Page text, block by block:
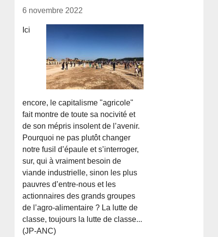
6 novembre 2022
Ici
encore, le capitalisme "agricole"
fait montre de toute sa nocivité et
de son mépris insolent de l’avenir.
Pourquoi ne pas plutôt changer
notre fusil d’épaule et s’interroger,
sur, qui à vraiment besoin de
viande industrielle, sinon les plus
pauvres d’entre-nous et les
actionnaires des grands groupes
de l’agro-alimentaire ? La lutte de
classe, toujours la lutte de classe...
(JP-ANC)